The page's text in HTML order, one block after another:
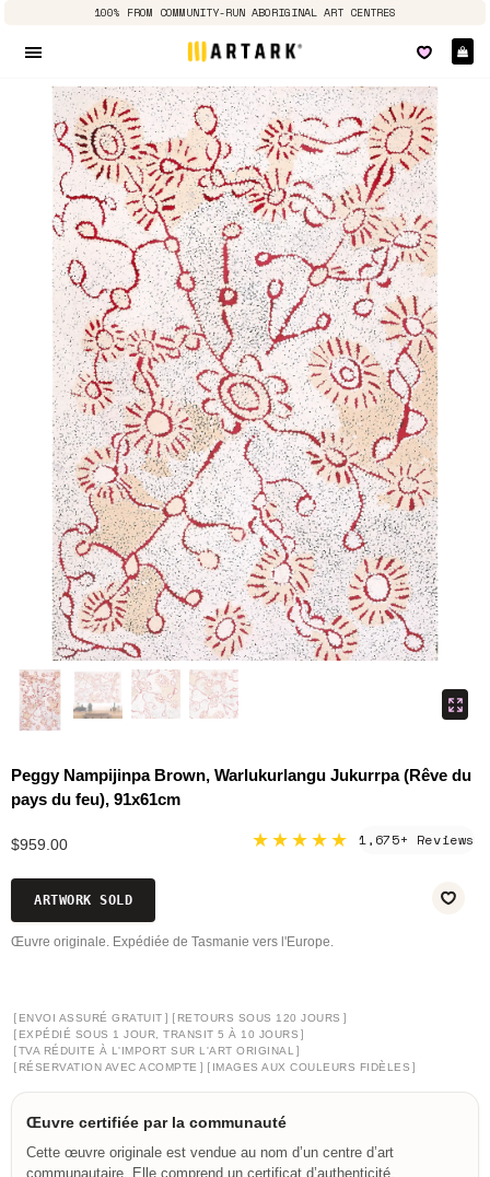
100% FROM COMMUNITY-RUN ABORIGINAL ART CENTRES
Peggy Nampijinpa Brown, Warlukurlangu Jukurrpa (Rêve du
pays du feu), 91x61cm
$959.00 ★★★★★ 1,675+ Reviews
ARTWORK SOLD
Œuvre originale. Expédiée de Tasmanie vers l'Europe.
[ ENVOI ASSURÉ GRATUIT ] [ RETOURS SOUS 120 JOURS ]
[ EXPÉDIÉ SOUS 1 JOUR, TRANSIT 5 À 10 JOURS ]
[TVA RÉDUITE À L'IMPORT SUR L'ART ORIGINAL ]
[ RÉSERVATION AVEC ACOMPTE ] [ IMAGES AUX COULEURS FIDÈLES ]
Œuvre certifiée par la communauté
Cette œuvre originale est vendue au nom d’un centre d’art
communautaire. Elle comprend un certificat d’authenticité.